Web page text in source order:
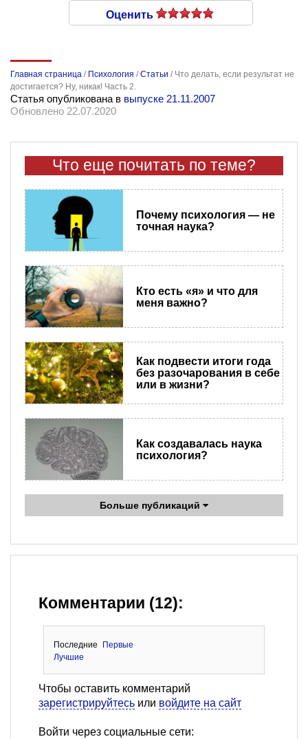
Оценить
Главная страница / Психология /Статьи / Что делать, если результат не
достигается? Ну, никак! Часть 2.
Статья опубликована в выпуске 21.11.2007
Обновлено 22.07.2020
Что еще почитать по теме?
Почему психология — не
точная наука?
Кто есть «я» и что для
меня важно?
Как подвести итоги года
без разочарования в себе
или в жизни?
Как создавалась наука
психология?
Больше публикаций
Комментарии (12):
Последние
Первые
Лучшие
Чтобы оставить комментарий
зарегистрируйтесь или войдите на сайт
Войти через социальные сети: